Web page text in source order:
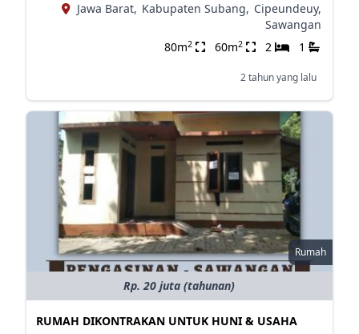
Jawa Barat, Kabupaten Subang, Cipeundeuy,
Sawangan
80m2 60m2 2 1
2 tahun yang lalu
Rumah
Rp. 20 juta (tahunan)
RUMAH DIKONTRAKAN UNTUK HUNI & USAHA